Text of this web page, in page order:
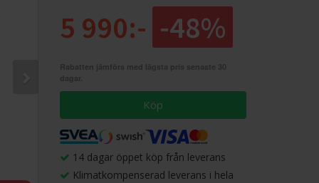
5 990:- -48%
Köp
14 dagar öppet köp från leverans
Klimatkompenserad leverans i hela